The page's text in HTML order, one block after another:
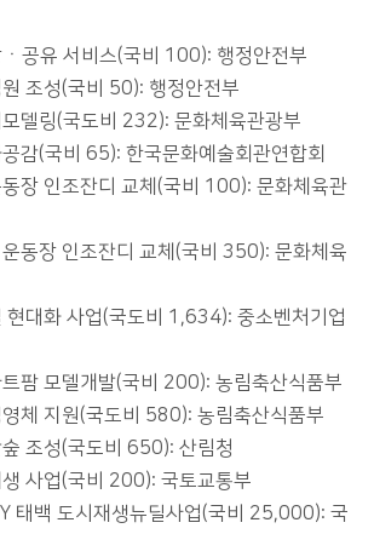
공유 서비스(국비 100): 행정안전부
조성(국비 50): 행정안전부
델링(국도비 232): 문화체육관광부
감(국비 65): 한국문화예술회관연합회
장 인조잔디 교체(국비 100): 문화체육관
동장 인조잔디 교체(국비 350): 문화체육
현대화 사업(국도비 1,634): 중소벤처기업
팜 모델개발(국비 200): 농림축산식품부
체 지원(국도비 580): 농림축산식품부
조성(국도비 650): 산림청
사업(국비 200): 국토교통부
태백 도시재생뉴딜사업(국비 25,000): 국